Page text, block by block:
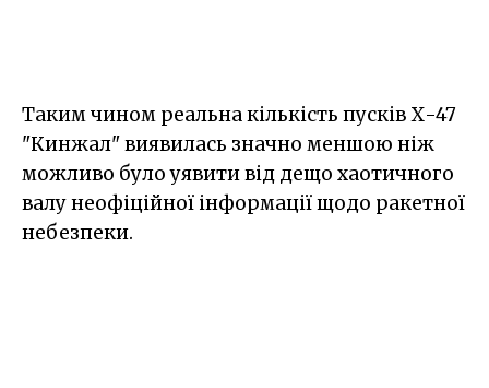
Таким чином реальна кількість пусків Х-47
"Кинжал" виявилась значно меншою ніж
можливо було уявити від дещо хаотичного
валу неофіційної інформації щодо ракетної
небезпеки.